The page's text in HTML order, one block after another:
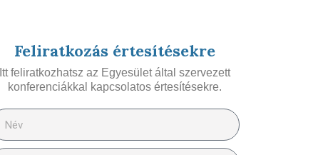
Feliratkozás értesítésekre
Itt feliratkozhatsz az Egyesület által szervezett
konferenciákkal kapcsolatos értesítésekre.